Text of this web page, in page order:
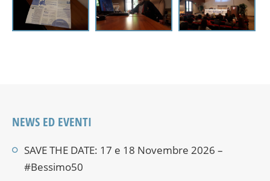
NEWS ED EVENTI
SAVE THE DATE: 17 e 18 Novembre 2026 –
#Bessimo50